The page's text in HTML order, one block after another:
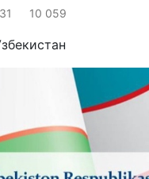
10 059